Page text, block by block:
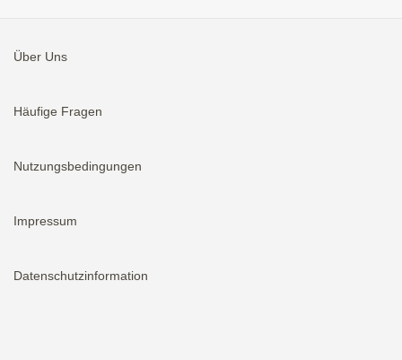
Über Uns
Häufige Fragen
Nutzungsbedingungen
Impressum
Datenschutzinformation